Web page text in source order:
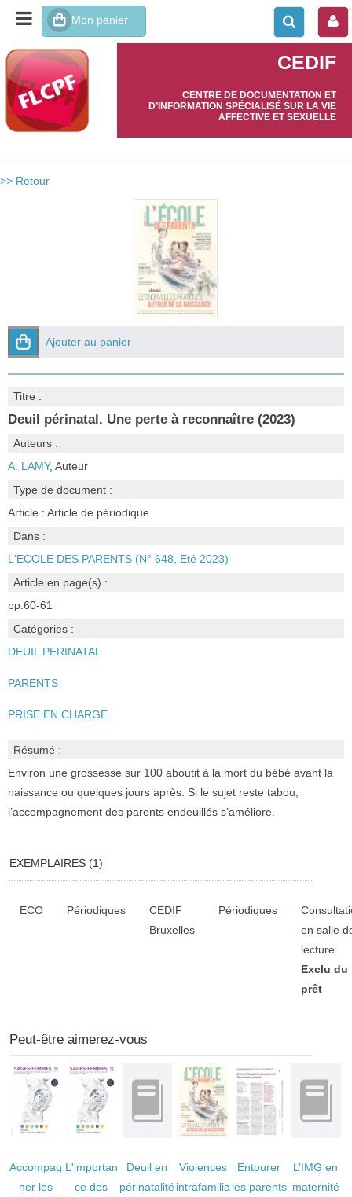
CEDIF
CENTRE DE DOCUMENTATION ET
D’INFORMATION SPÉCIALISÉ SUR LA VIE
AFFECTIVE ET SEXUELLE
>> Retour
Ajouter au panier
Titre :
Deuil périnatal. Une perte à reconnaître (2023)
Auteurs :
A. LAMY, Auteur
Type de document :
Article : Article de périodique
Dans :
L'ECOLE DES PARENTS (N° 648, Eté 2023)
Article en page(s) :
pp.60-61
Catégories :
DEUIL PERINATAL
PARENTS
PRISE EN CHARGE
Résumé :
Environ une grossesse sur 100 aboutit à la mort du bébé avant la
naissance ou quelques jours après. Si le sujet reste tabou,
l’accompagnement des parents endeuillés s’améliore.
EXEMPLAIRES (1)
ECO
Périodiques
CEDIF
Bruxelles
Périodiques
en salle
lecture
Exclu du
prêt
Peut-être aimerez-vous
Accompag
ner les
L'importan
ce des
Deuil en
périnatalité
Violences
intrafamilia
Entourer
les parents
L’IMG en
maternité